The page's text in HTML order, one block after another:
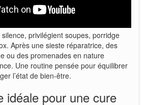
privilégient soupes, porridge
Après une sieste réparatrice, des
ou des promenades en nature
Une routine pensée pour équilibrer
l’état de bien-être.
idéale pour une cure